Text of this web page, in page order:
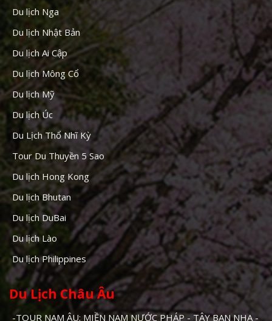
Du lịch Nga
Du lịch Nhật Bản
Du lịch Ai Cập
Du lịch Mông Cổ
Du lịch Mỹ
Du lịch Úc
Du Lịch Thổ Nhĩ Kỳ
Tour Du Thuyền 5 Sao
Du lịch Hong Kong
Du lịch Bhutan
Du lịch DuBai
Du lịch Lào
Du lịch Philippines
Du Lịch Châu Âu
-TOUR NAM ÂU: MIỀN NAM NƯỚC PHÁP - TÂY BAN NHA -